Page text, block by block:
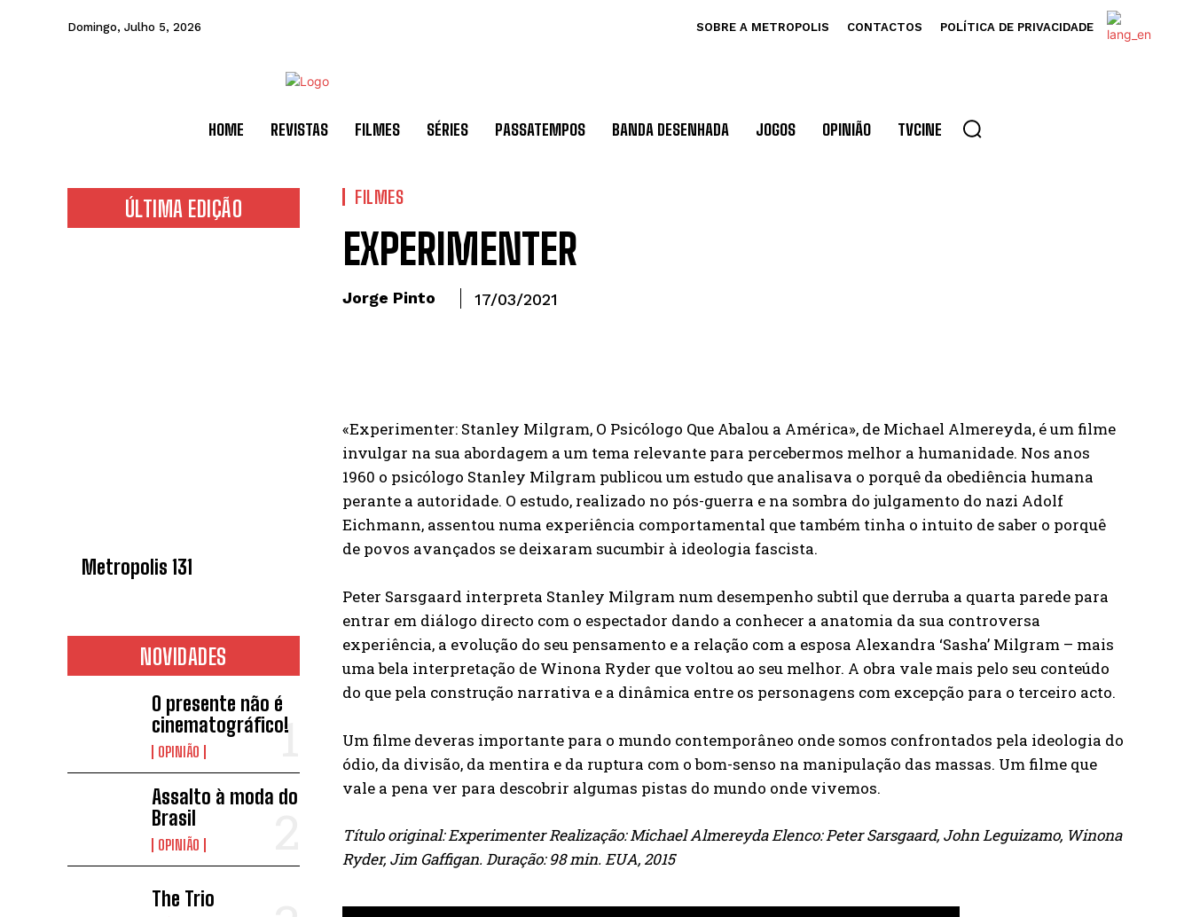
Domingo, Julho 5, 2026 SOBRE A METROPOLIS CONTACTOS POLÍTICA DE PRIVACIDADE
HOME REVISTAS FILMES SÉRIES PASSATEMPOS BANDA DESENHADA JOGOS OPINIÃO TVCINE
ÚLTIMA EDIÇÃO
Metropolis 131
NOVIDADES
O presente não é
cinematográfico!
OPINIÃO
Assalto à moda do
Brasil
OPINIÃO
The Trio
FILMES
EXPERIMENTER
Jorge Pinto 17/03/2021
«Experimenter: Stanley Milgram, O Psicólogo Que Abalou a América», de Michael Almereyda, é um filme
invulgar na sua abordagem a um tema relevante para percebermos melhor a humanidade. Nos anos
1960 o psicólogo Stanley Milgram publicou um estudo que analisava o porquê da obediência humana
perante a autoridade. O estudo, realizado no pós-guerra e na sombra do julgamento do nazi Adolf
Eichmann, assentou numa experiência comportamental que também tinha o intuito de saber o porquê
de povos avançados se deixaram sucumbir à ideologia fascista.
Peter Sarsgaard interpreta Stanley Milgram num desempenho subtil que derruba a quarta parede para
entrar em diálogo directo com o espectador dando a conhecer a anatomia da sua controversa
experiência, a evolução do seu pensamento e a relação com a esposa Alexandra ‘Sasha’ Milgram – mais
uma bela interpretação de Winona Ryder que voltou ao seu melhor. A obra vale mais pelo seu conteúdo
do que pela construção narrativa e a dinâmica entre os personagens com excepção para o terceiro acto.
Um filme deveras importante para o mundo contemporâneo onde somos confrontados pela ideologia do
ódio, da divisão, da mentira e da ruptura com o bom-senso na manipulação das massas. Um filme que
vale a pena ver para descobrir algumas pistas do mundo onde vivemos.
Título original: Experimenter Realização: Michael Almereyda Elenco: Peter Sarsgaard, John Leguizamo, Winona
Ryder, Jim Gaffigan. Duração: 98 min. EUA, 2015